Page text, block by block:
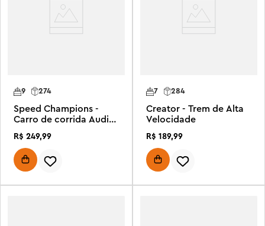
9 274
Speed Champions -
Carro de corrida Audi
R$ 249,99
7 284
Creator - Trem de Alta
Velocidade
R$ 189,99